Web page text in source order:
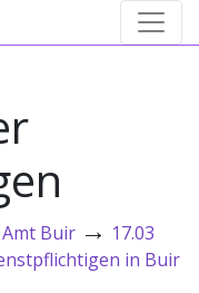
Amt Buir → 17.03
in Buir